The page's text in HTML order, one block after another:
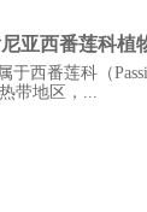
亚西番莲科
于西番莲科（
带地区，...